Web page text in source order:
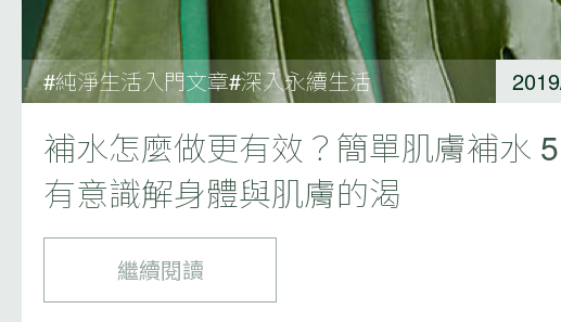
#純淨生活入門文章#深入永續生活
補水怎麼做更有效？簡單肌膚補水
有意識解身體與肌膚的渴
繼續閱讀